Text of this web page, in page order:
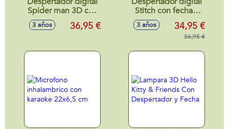
Spider man 3D con
luz de noche y
efectos de sonido.
3 años 36,95 €
Stitch con fecha y
luz de noche 3D.
3 años 34,95 €
36,95 €